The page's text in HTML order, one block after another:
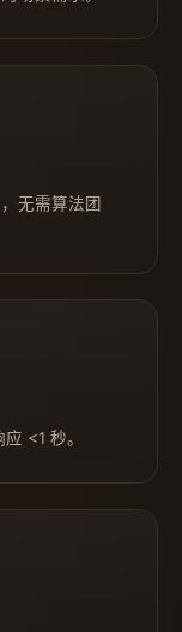
无需算法团
<1 秒。